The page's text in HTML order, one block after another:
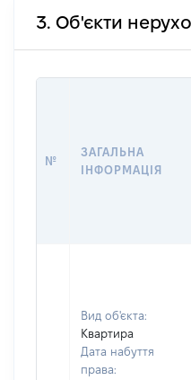
3. Об'єкти
№
ЗАГАЛЬНА
ІНФОРМАЦІЯ
Вид об'єкта:
Квартира
Дата набуття
права: